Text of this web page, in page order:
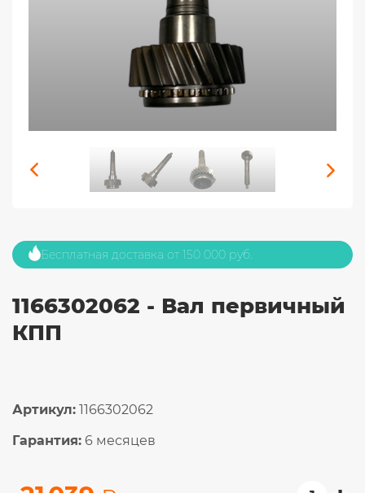
Бесплатная доставка от 150 000 руб.
1166302062 - Вал первичный
КПП
Артикул: 1166302062
Гарантия: 6 месяцев